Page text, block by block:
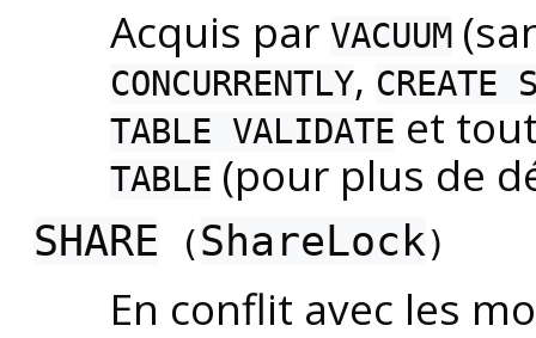
Acquis par VACUUM
CONCURRENTLY, CREATE
TABLE VALIDATE et
TABLE (pour plus de
SHARE (ShareLock)
En conflit avec les